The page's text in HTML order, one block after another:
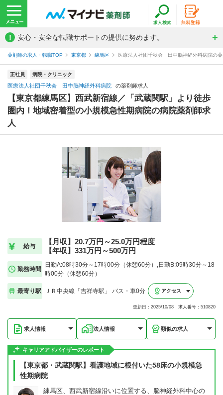
! 安心・安全な転職サポートの提供に努めます。
薬剤師の求人・転職TOP 東京都 練馬区 医療法人社団千秋会 田中脳神経外科病院の
正社員 病院・クリニック
医療法人社団千秋会 田中脳神経外科病院 の薬剤師求人
【東京都練馬区】西武新宿線／「武蔵関駅」より徒歩
圏内！地域密着型の小規模急性期病院の病院薬剤師求
人
給与
【月収】20.7万円～25.0万円程度
【年収】331万円～500万円
勤務時間
日勤A:08時30分～17時00分（休憩60分）,日勤B:09時30分～18
時00分（休憩60分）
最寄り駅 ＪＲ中央線「吉祥寺駅」 バス・車0分 アクセス
更新日：2025/10/08 求人番号：510820
求人情報 法人情報 類似の求人
キャリアアドバイザーのレポート
【東京都・武蔵関駅】看護地域に根付いた58床の小規模急
性期病院
練馬区、西武新宿線沿いに位置する、脳神経外科中心の